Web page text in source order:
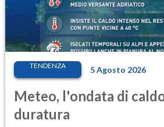
TENDENZA 5 Agosto 2026
Meteo, l'ondata di
duratura